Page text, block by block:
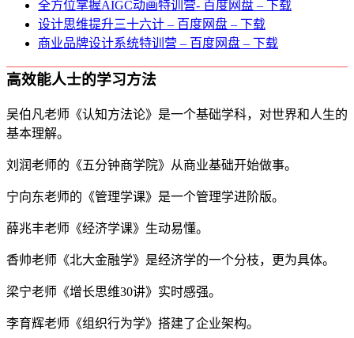
全方位掌握AIGC动画特训营- 百度网盘 – 下载
设计思维提升三十六计 – 百度网盘 – 下载
商业品牌设计系统特训营 – 百度网盘 – 下载
高效能人士的学习方法
吴伯凡老师《认知方法论》是一个基础学科，对世界和人生的
基本理解。
刘润老师的《五分钟商学院》从商业基础开始做事。
宁向东老师的《管理学课》是一个管理学进阶版。
薛兆丰老师《经济学课》生动易懂。
香帅老师《北大金融学》是经济学的一个分枝，更为具体。
梁宁老师《增长思维30讲》实时感强。
李育辉老师《组织行为学》搭建了企业架构。